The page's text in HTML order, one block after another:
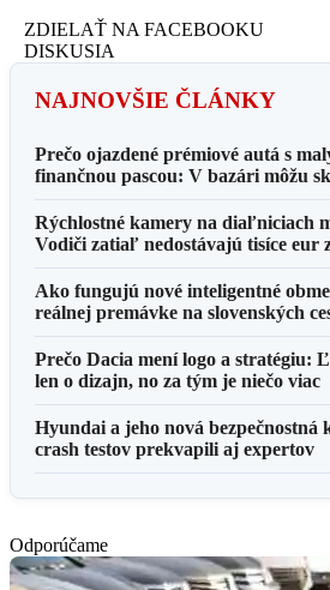
ZDIELAŤ NA FACEBOOKU
DISKUSIA
NAJNOVŠIE ČLÁNKY
Prečo ojazdené prémiové autá s
finančnou pascou: V bazári môžu
Rýchlostné kamery na diaľniciach
Vodiči zatiaľ nedostávajú tisíce eur
Ako fungujú nové inteligentné
reálnej premávke na slovenských
Prečo Dacia mení logo a stratégiu:
len o dizajn, no za tým je niečo viac
Hyundai a jeho nová bezpečnostná
crash testov prekvapili aj expertov
Odporúčame